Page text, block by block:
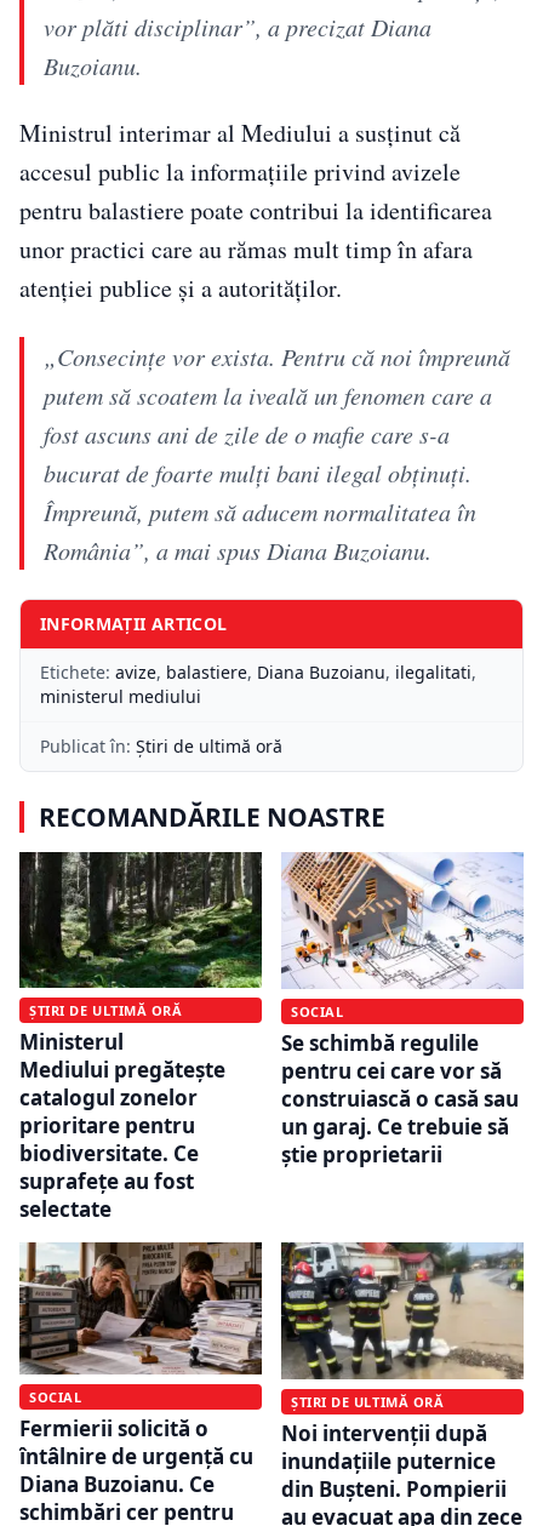
vor plăti disciplinar”, a precizat Diana
Buzoianu.
Ministrul interimar al Mediului a susținut că
accesul public la informațiile privind avizele
pentru balastiere poate contribui la identificarea
unor practici care au rămas mult timp în afara
atenției publice și a autorităților.
„Consecinţe vor exista. Pentru că noi împreună
putem să scoatem la iveală un fenomen care a
fost ascuns ani de zile de o mafie care s-a
bucurat de foarte mulţi bani ilegal obţinuţi.
Împreună, putem să aducem normalitatea în
România”, a mai spus Diana Buzoianu.
INFORMAȚII ARTICOL
Etichete: avize, balastiere, Diana Buzoianu, ilegalitati,
ministerul mediului
Publicat în: Știri de ultimă oră
RECOMANDĂRILE NOASTRE
ȘTIRI DE ULTIMĂ ORĂ
Ministerul
Mediului pregătește
catalogul zonelor
prioritare pentru
biodiversitate. Ce
suprafețe au fost
selectate
SOCIAL
Se schimbă regulile
pentru cei care vor să
construiască o casă sau
un garaj. Ce trebuie să
știe proprietarii
SOCIAL
Fermierii solicită o
întâlnire de urgență cu
Diana Buzoianu. Ce
schimbări cer pentru
ȘTIRI DE ULTIMĂ ORĂ
Noi intervenții după
inundațiile puternice
din Bușteni. Pompierii
au evacuat apa din zece